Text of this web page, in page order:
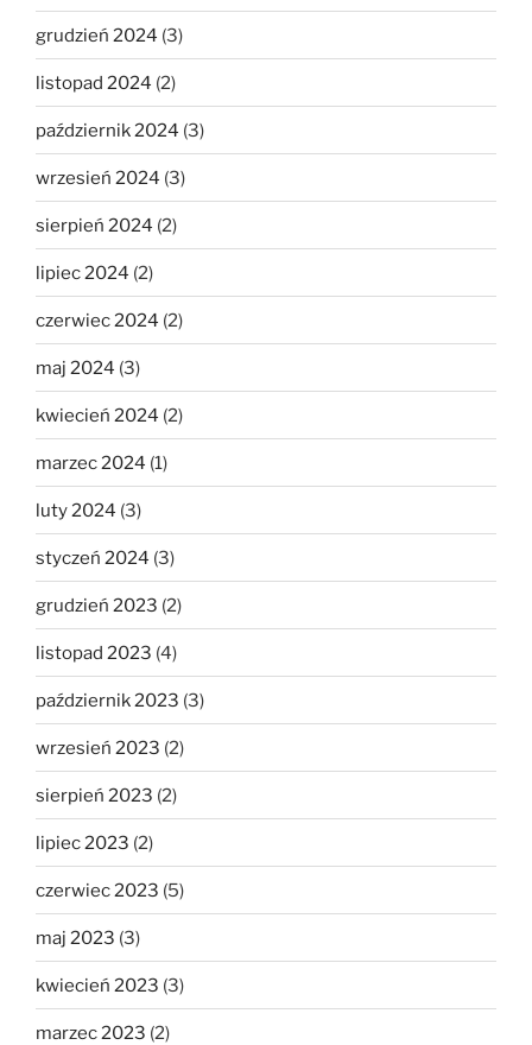
grudzień 2024 (3)
listopad 2024 (2)
październik 2024 (3)
wrzesień 2024 (3)
sierpień 2024 (2)
lipiec 2024 (2)
czerwiec 2024 (2)
maj 2024 (3)
kwiecień 2024 (2)
marzec 2024 (1)
luty 2024 (3)
styczeń 2024 (3)
grudzień 2023 (2)
listopad 2023 (4)
październik 2023 (3)
wrzesień 2023 (2)
sierpień 2023 (2)
lipiec 2023 (2)
czerwiec 2023 (5)
maj 2023 (3)
kwiecień 2023 (3)
marzec 2023 (2)